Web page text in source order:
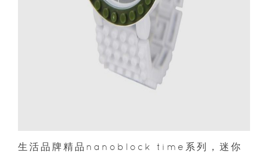
生活品牌精品nanoblock time系列，迷你